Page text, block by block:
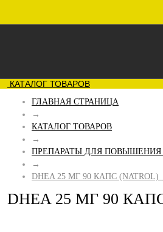
КАТАЛОГ ТОВАРОВ
ГЛАВНАЯ СТРАНИЦА
→
КАТАЛОГ ТОВАРОВ
→
ПРЕПАРАТЫ ДЛЯ ПОВЫШЕНИЯ
→
DHEA 25 МГ 90 КАПС (NATROL)_
DHEA 25 МГ 90 КАПС